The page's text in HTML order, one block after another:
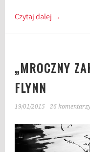
Czytaj dalej →
„MROCZNY
FLYNN
19/01/2015 26